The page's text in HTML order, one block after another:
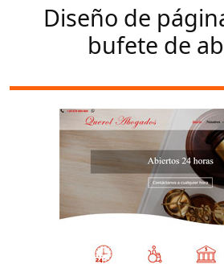
Diseño de
bufete de